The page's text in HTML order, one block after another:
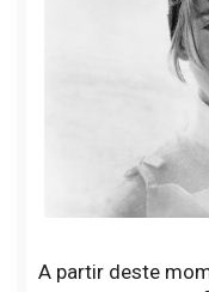
A partir deste